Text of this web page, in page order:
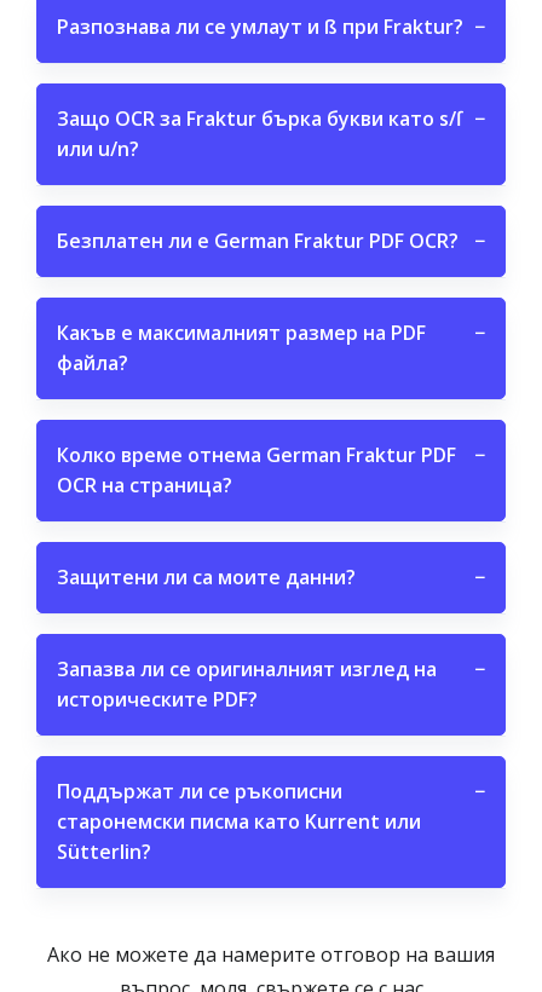
Разпознава ли се умлаут и ß при Fraktur? −
Защо OCR за Fraktur бърка букви като s/ſ
или u/n?
−
Безплатен ли е German Fraktur PDF OCR? −
Какъв е максималният размер на PDF
файла?
−
Колко време отнема German Fraktur PDF
OCR на страница?
−
Защитени ли са моите данни? −
Запазва ли се оригиналният изглед на
историческите PDF?
−
Поддържат ли се ръкописни
старонемски писма като Kurrent или
Sütterlin?
−
Ако не можете да намерите отговор на вашия